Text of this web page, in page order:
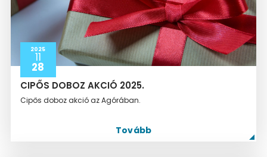
2025
11
28
CIPŐS DOBOZ AKCIÓ 2025.
Cipős doboz akció az Agórában.
Tovább